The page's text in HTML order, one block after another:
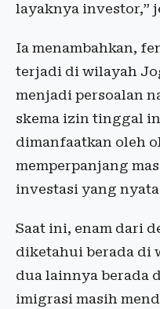
layaknya investor,”
Ia menambahkan,
terjadi di wilayah
menjadi persoalan
skema izin tinggal
dimanfaatkan oleh
memperpanjang
investasi yang
Saat ini, enam dari
diketahui berada di
dua lainnya berada
imigrasi masih